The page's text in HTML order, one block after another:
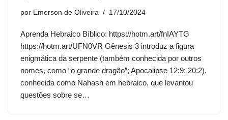
por Emerson de Oliveira 17/10/2024
Aprenda Hebraico Bíblico: https://hotm.art/fnIAYTG
https://hotm.art/UFN0VR Gênesis 3 introduz a figura
enigmática da serpente (também conhecida por outros
nomes, como “o grande dragão”; Apocalipse 12:9; 20:2),
conhecida como Nahash em hebraico, que levantou
questões sobre se…